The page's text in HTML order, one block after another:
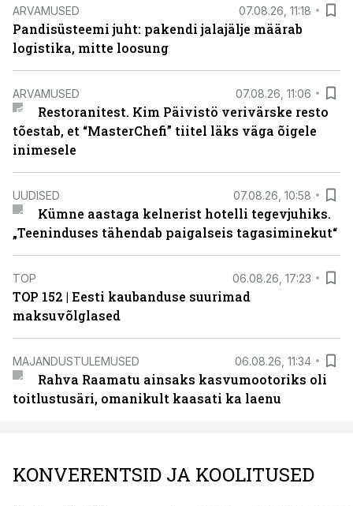
ARVAMUSED 07.08.26, 11:18
Pandisüsteemi juht: pakendi jalajälje määrab
logistika, mitte loosung
ARVAMUSED 07.08.26, 11:06
Restoranitest. Kim Päivistö verivärske resto
tõestab, et “MasterChefi” tiitel läks väga õigele
inimesele
UUDISED 07.08.26, 10:58
Kümne aastaga kelnerist hotelli tegevjuhiks.
„Teeninduses tähendab paigalseis tagasiminekut“
TOP 06.08.26, 17:23
TOP 152 | Eesti kaubanduse suurimad
maksuvõlglased
MAJANDUSTULEMUSED 06.08.26, 11:34
Rahva Raamatu ainsaks kasvumootoriks oli
toitlustusäri, omanikult kaasati ka laenu
KONVERENTSID JA KOOLITUSED